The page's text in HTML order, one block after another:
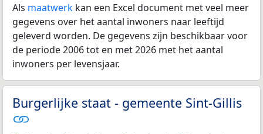
Als maatwerk kan een Excel document met veel meer
gegevens over het aantal inwoners naar leeftijd
geleverd worden. De gegevens zijn beschikbaar voor
de periode 2006 tot en met 2026 met het aantal
inwoners per levensjaar.
Burgerlijke staat - gemeente Sint-Gillis